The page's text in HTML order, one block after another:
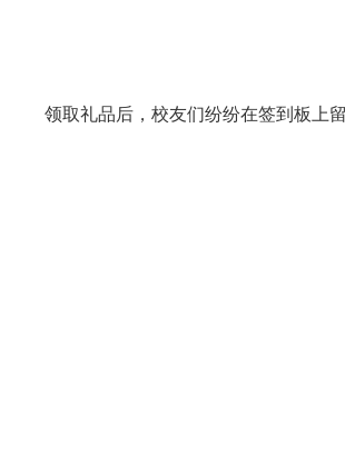
领取礼品后，校友们纷纷在签到板上留